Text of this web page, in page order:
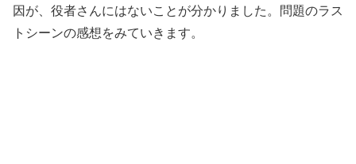
因が、役者さんにはないことが分かりました。問題のラス
トシーンの感想をみていきます。